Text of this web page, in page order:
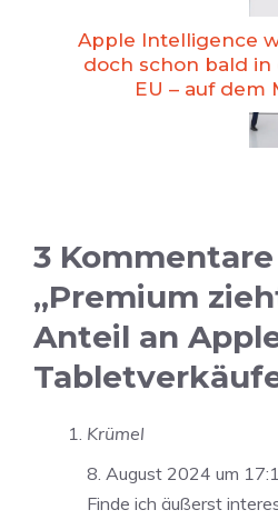
Apple Intelligence
doch schon bald in
EU – auf dem
3
„Premium
Anteil an
Krümel
8. August 2024 um
Finde ich äußerst